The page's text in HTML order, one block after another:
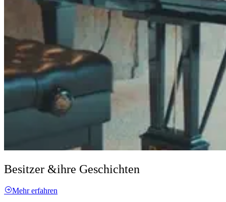
Besitzer &ihre Geschichten
Mehr erfahren